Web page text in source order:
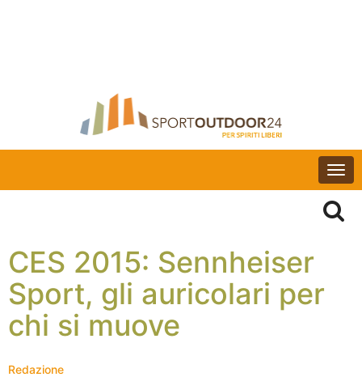
CES 2015: Sennheiser
Sport, gli auricolari per
chi si muove
Redazione